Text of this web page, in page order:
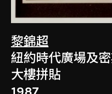
黎錦超
紐約時代廣場及
大樓拼貼